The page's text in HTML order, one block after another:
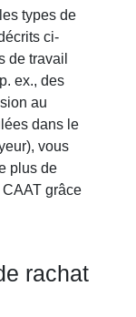
types de
ci-
de travail
ex., des
au
dans le
vous
plus de
grâce
rachat